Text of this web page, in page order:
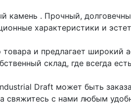
камень . Прочный,
характеристики и
и предлагает широкий
склад, где всегда
Draft может быть
свяжитесь с нами любым